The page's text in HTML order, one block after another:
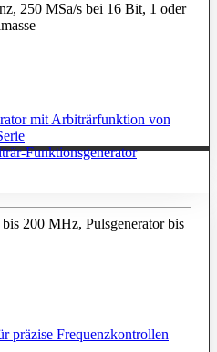
250 MSa/s bei 16 Bit, 1 oder
Funktionsgenerator
200 MHz, Pulsgenerator bis